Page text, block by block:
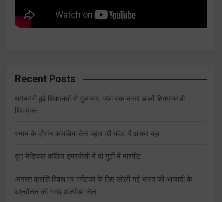
Recent Posts
धर्मनगरी हुई शिवभक्तों से गुलजार, जहां तक नजर डालों शिवभक्त ही
शिवभक्त
स्नान के दौरान कांवडिया तेज बहाव की चपेट में आकर बहा
दून मेडिकल कॉलेज इमरजेंसी में दो गुटों में मारपीट
अगस्त क्रांति दिवस पर पर्यटको के लिए खोली गई भारत की आजादी के
आन्दोलन की गवाह अल्मोड़ा जेल